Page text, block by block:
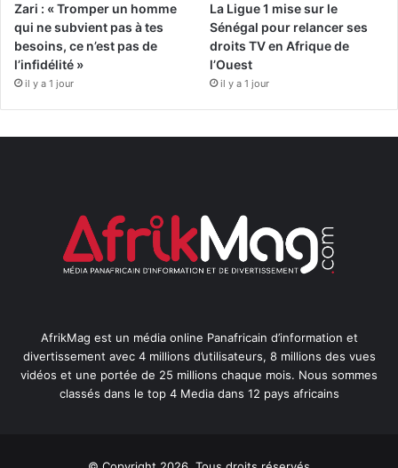
Zari : « Tromper un homme
qui ne subvient pas à tes
besoins, ce n’est pas de
l’infidélité »
il y a 1 jour
La Ligue 1 mise sur le
Sénégal pour relancer ses
droits TV en Afrique de
l’Ouest
il y a 1 jour
AfrikMag est un média online Panafricain d’information et
divertissement avec 4 millions d’utilisateurs, 8 millions des vues
vidéos et une portée de 25 millions chaque mois. Nous sommes
classés dans le top 4 Media dans 12 pays africains